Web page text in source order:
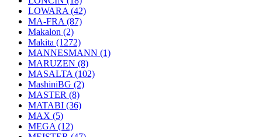
LOWARA (42)
MA-FRA (87)
Makalon (2)
Makita (1272)
MANNESMANN (1)
MARUZEN (8)
MASALTA (102)
MashiniBG (2)
MASTER (8)
MATABI (36)
MAX (5)
MEGA (12)